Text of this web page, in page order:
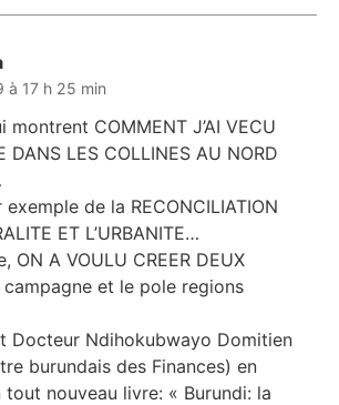
à 17 h 25 min
montrent COMMENT J’AI VECU
DANS LES COLLINES AU NORD
exemple de la RECONCILIATION
ET L’URBANITE…
ON A VOULU CREER DEUX
campagne et le pole regions
Docteur Ndihokubwayo Domitien
burundais des Finances) en
nouveau livre: « Burundi: la